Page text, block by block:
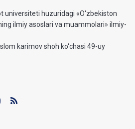
universiteti huzuridagi «O‘zbekiston
ilmiy asoslari va muammolari» ilmiy-
karimov shoh ko‘chasi 49-uy